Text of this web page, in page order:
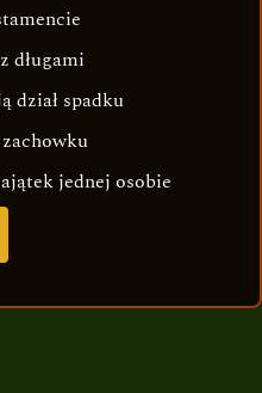
długami
dział spadku
jednej osobie